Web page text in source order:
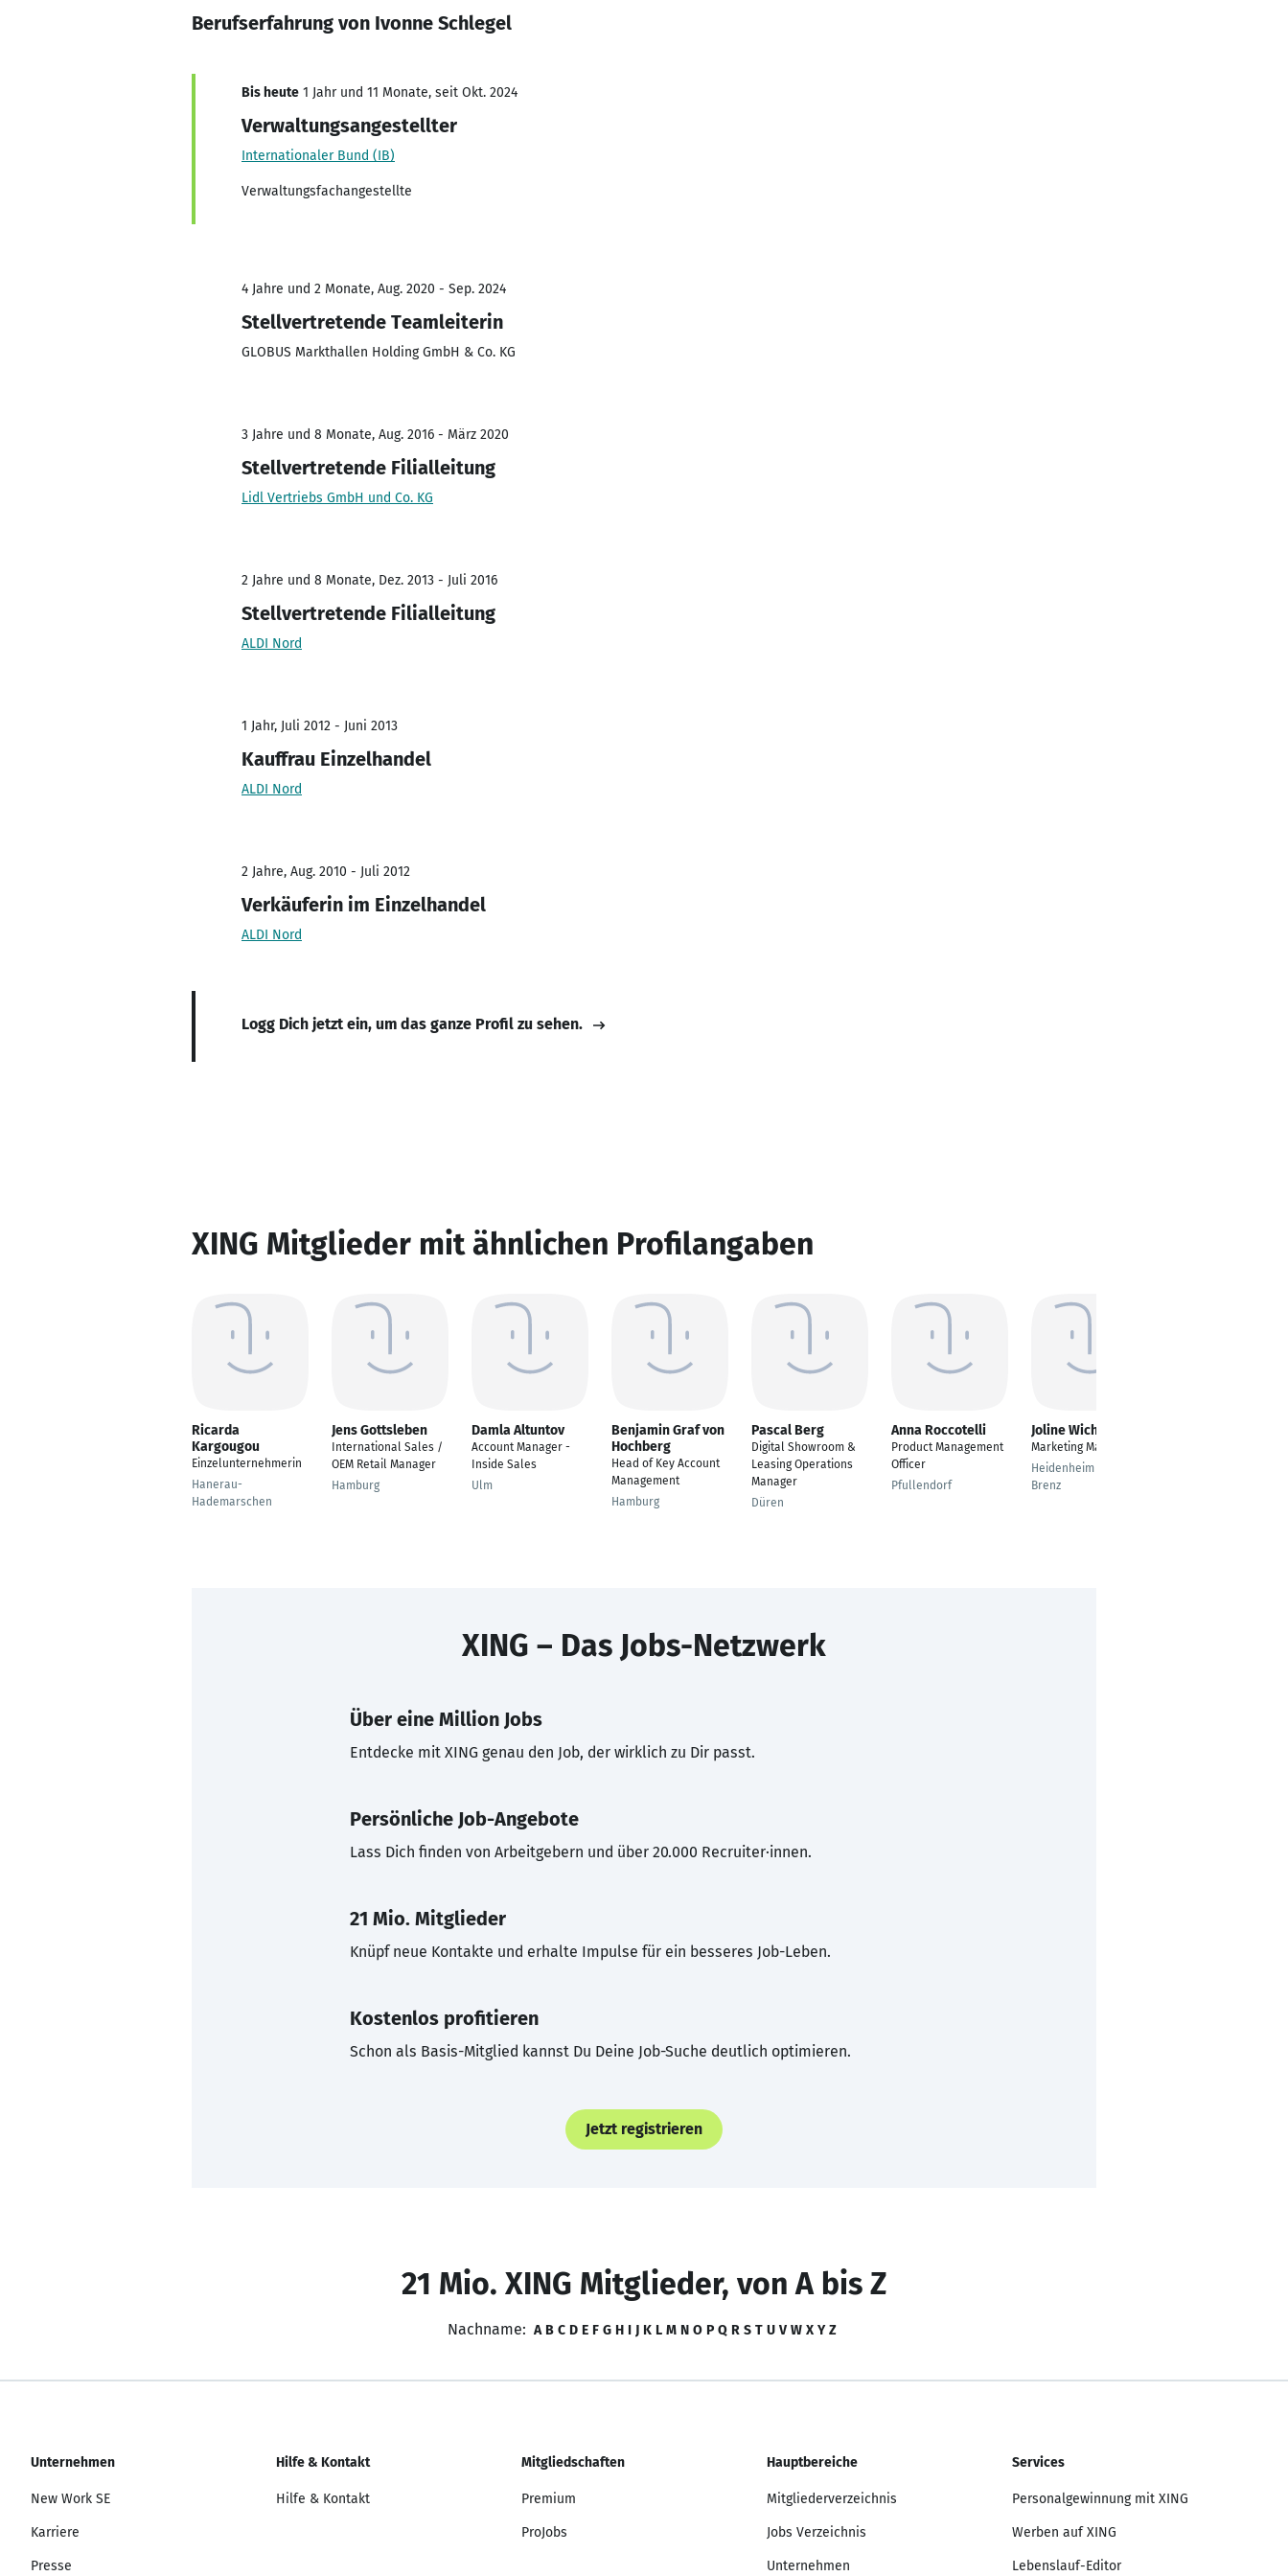
Berufserfahrung von Ivonne Schlegel
Bis heute 1 Jahr und 11 Monate, seit Okt. 2024
Verwaltungsangestellter
Internationaler Bund (IB)
Verwaltungsfachangestellte
4 Jahre und 2 Monate, Aug. 2020 - Sep. 2024
Stellvertretende Teamleiterin
GLOBUS Markthallen Holding GmbH & Co. KG
3 Jahre und 8 Monate, Aug. 2016 - März 2020
Stellvertretende Filialleitung
Lidl Vertriebs GmbH und Co. KG
2 Jahre und 8 Monate, Dez. 2013 - Juli 2016
Stellvertretende Filialleitung
ALDI Nord
1 Jahr, Juli 2012 - Juni 2013
Kauffrau Einzelhandel
ALDI Nord
2 Jahre, Aug. 2010 - Juli 2012
Verkäuferin im Einzelhandel
ALDI Nord
Logg Dich jetzt ein, um das ganze Profil zu sehen.
XING Mitglieder mit ähnlichen Profilangaben
Ricarda
Kargougou
Einzelunternehmerin
Hanerau-
Hademarschen
Jens Gottsleben
International Sales /
OEM Retail Manager
Hamburg
Damla Altuntov
Account Manager -
Inside Sales
Ulm
Benjamin Graf von
Hochberg
Head of Key Account
Management
Hamburg
Pascal Berg
Digital Showroom &
Leasing Operations
Manager
Düren
Anna Roccotelli
Product Management
Officer
Pfullendorf
Joline Wichardt
Marketing Manager
Heidenheim an der
Brenz
XING – Das Jobs-Netzwerk
Über eine Million Jobs
Entdecke mit XING genau den Job, der wirklich zu Dir passt.
Persönliche Job-Angebote
Lass Dich finden von Arbeitgebern und über 20.000 Recruiter·innen.
21 Mio. Mitglieder
Knüpf neue Kontakte und erhalte Impulse für ein besseres Job-Leben.
Kostenlos profitieren
Schon als Basis-Mitglied kannst Du Deine Job-Suche deutlich optimieren.
Jetzt registrieren
21 Mio. XING Mitglieder, von A bis Z
Nachname: A B C D E F G H I J K L M N O P Q R S T U V W X Y Z
Unternehmen
New Work SE
Karriere
Presse
Hilfe & Kontakt
Hilfe & Kontakt
Mitgliedschaften
Premium
ProJobs
Hauptbereiche
Mitgliederverzeichnis
Jobs Verzeichnis
Unternehmen
Services
Personalgewinnung mit XING
Werben auf XING
Lebenslauf-Editor